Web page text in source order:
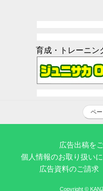
育成・トレーニン
ペ
広告出稿を
個人情報のお取り扱い
広告資料のご請求
Copyright ©